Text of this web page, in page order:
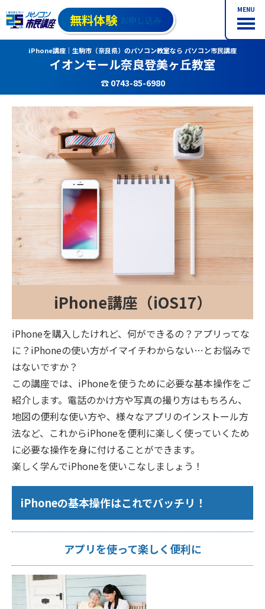
MENU
無料体験 お申し込み
iPhone講座｜生駒市（奈良県）のパソコン教室なら パソコン市民講座
イオンモール奈良登美ヶ丘教室
☎ 0743-85-6980
iPhone講座（iOS17）
iPhoneを購入したけれど、何ができるの？アプリってな
に？iPhoneの使い方がイマイチわからない…とお悩みで
はないですか？
この講座では、iPhoneを使うために必要な基本操作をご
紹介します。電話のかけ方や写真の撮り方はもちろん、
地図の便利な使い方や、様々なアプリのインストール方
法など、これからiPhoneを便利に楽しく使っていくため
に必要な操作を身に付けることができます。
楽しく学んでiPhoneを使いこなしましょう！
iPhoneの基本操作はこれでバッチリ！
アプリを使って楽しく便利に